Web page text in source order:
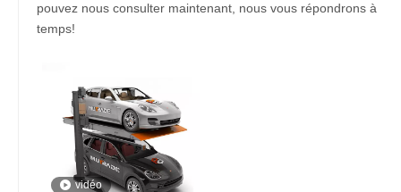
pouvez nous consulter maintenant, nous vous répondrons à
temps!
vidéo